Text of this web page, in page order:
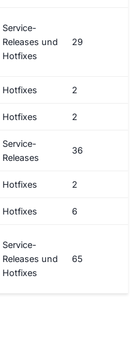
Service-
Releases und
Hotfixes
29
Hotfixes 2
Hotfixes 2
Service-
Releases
36
Hotfixes 2
Hotfixes 6
Service-
Releases und
Hotfixes
65